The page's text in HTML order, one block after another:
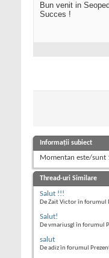
Bun venit in
Succes !
Informații subiect
Momentan este/sunt
Thread-uri Similare
Salut !!!
De Zait Victor în forumul
Salut!
De vmariusgl în forumul
salut
De adiz în forumul